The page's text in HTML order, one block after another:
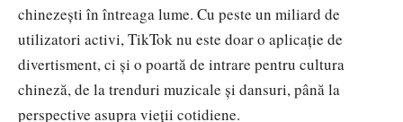
chinezești în întreaga lume. Cu peste un miliard de
utilizatori activi, TikTok nu este doar o aplicație de
divertisment, ci și o poartă de intrare pentru cultura
chineză, de la trenduri muzicale și dansuri, până la
perspective asupra vieții cotidiene.